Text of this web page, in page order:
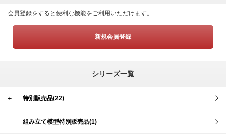
会員登録をすると便利な機能をご利用いただけます。
新規会員登録
シリーズ一覧
＋ 特別販売品(22)
組み立て模型特別販売品(1)